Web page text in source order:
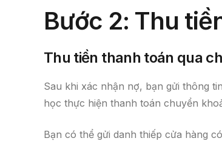
Bước 2: Thu
Thu tiền thanh toán qua
Sau khi xác nhận nợ, bạn gửi thông
học thực hiện thanh toán chuyển
Bạn có thể gửi danh thiếp cửa hàng